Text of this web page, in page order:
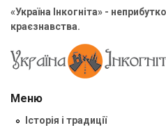
«Україна Інкогніта» -
краєзнавства.
Меню
Історія і традиції